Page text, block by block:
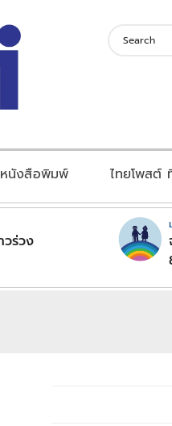
หนังสือพิมพ์ ไทยโพสต์
วร่วง